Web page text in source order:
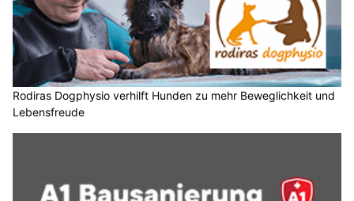
Rodiras Dogphysio verhilft Hunden zu mehr Beweglichkeit und
Lebensfreude